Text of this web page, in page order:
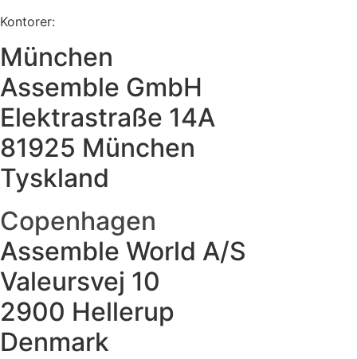
Kontorer:
München
Assemble GmbH
Elektrastraße 14A
81925 München
Tyskland
Copenhagen
Assemble World A/S
Valeursvej 10
2900 Hellerup
Denmark